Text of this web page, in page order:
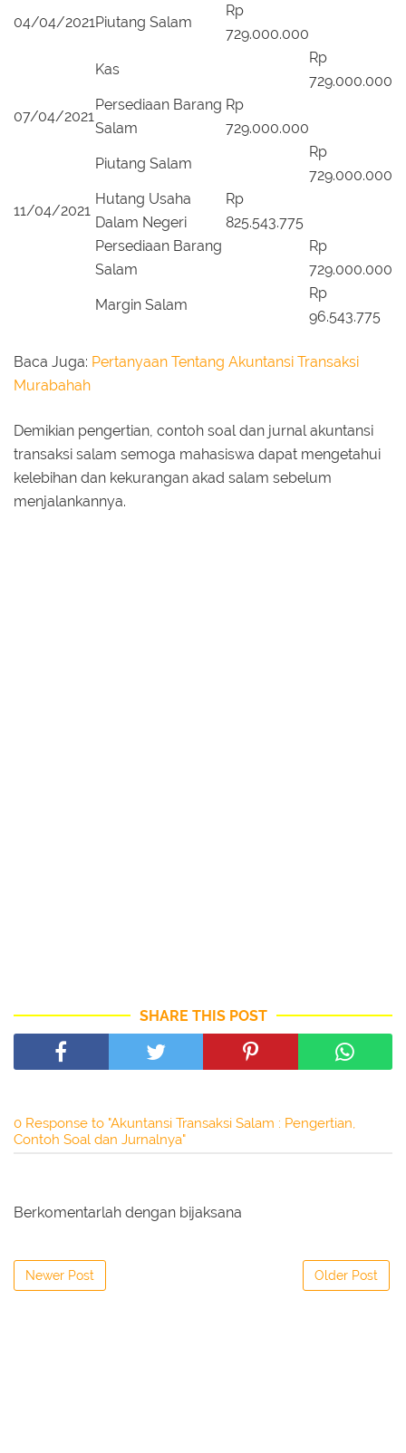
04/04/2021Piutang Salam
Rp
729.000.000
Kas
Rp
729.000.000
07/04/2021
Persediaan Barang
Salam
Rp
729.000.000
Piutang Salam
Rp
729.000.000
11/04/2021
Hutang Usaha
Dalam Negeri
Rp
825.543.775
Persediaan Barang
Salam
Rp
729.000.000
Margin Salam
Rp
96.543.775
Baca Juga: Pertanyaan Tentang Akuntansi Transaksi
Murabahah
Demikian pengertian, contoh soal dan jurnal akuntansi
transaksi salam semoga mahasiswa dapat mengetahui
kelebihan dan kekurangan akad salam sebelum
menjalankannya.
SHARE THIS POST
0 Response to "Akuntansi Transaksi Salam : Pengertian,
Contoh Soal dan Jurnalnya"
Berkomentarlah dengan bijaksana
Newer Post Older Post